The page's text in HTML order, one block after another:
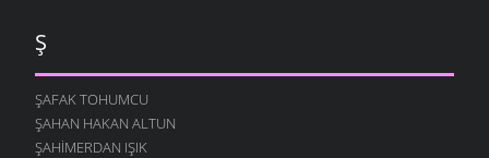
Ş
ŞAFAK TOHUMCU
ŞAHAN HAKAN ALTUN
ŞAHIMERDAN IŞIK